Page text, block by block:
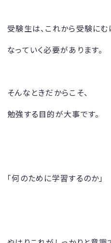
受験生は、これから受験に
なっていく必要があります。
そんなときだからこそ、
勉強する目的が大事です。
「何のために学習するのか」